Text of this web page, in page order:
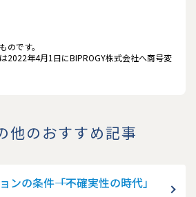
のです。
2022年4月1日にBIPROGY株式会社へ商号変
他のおすすめ記事
の条件――「不確実性の時代」